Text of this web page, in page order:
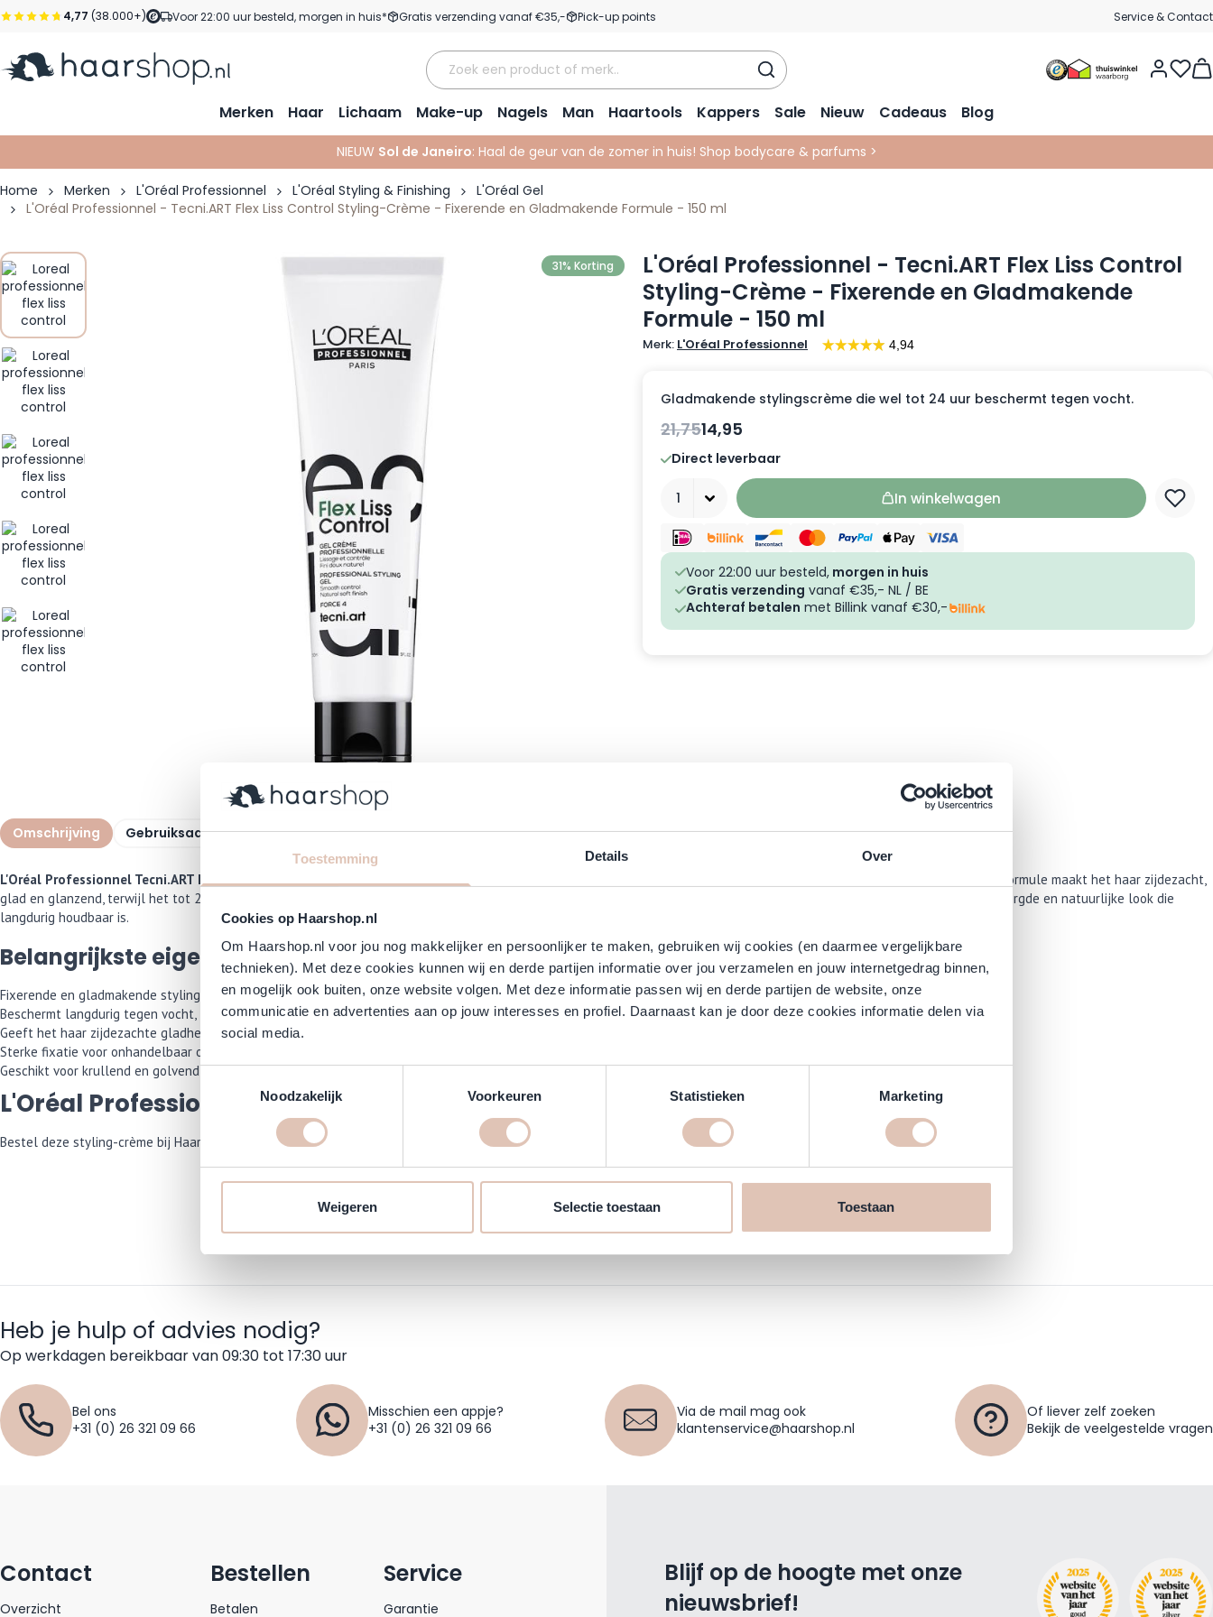
Toestemming Details Over
Cookies op Haarshop.nl
Om Haarshop.nl voor jou nog makkelijker en persoonlijker te maken, gebruiken wij cookies (en daarmee vergelijkbare
technieken). Met deze cookies kunnen wij en derde partijen informatie over jou verzamelen en jouw internetgedrag binnen,
en mogelijk ook buiten, onze website volgen. Met deze informatie passen wij en derde partijen de website, onze
communicatie en advertenties aan op jouw interesses en profiel. Daarnaast kan je door deze cookies informatie delen via
social media.
Noodzakelijk
Voorkeuren Statistieken Marketing
Weigeren Selectie toestaan Toestaan
Ga naar de inhoud
4,77 (38.000+) Voor 22:00 uur besteld, morgen in huis* Gratis verzending vanaf €35,- Pick-up points Service & Contact
Merken Haar Lichaam Make-up Nagels Man Haartools Kappers Sale Nieuw Cadeaus Blog
NIEUW Sol de Janeiro: Haal de geur van de zomer in huis! Shop bodycare & parfums >
Home Merken L'Oréal Professionnel L'Oréal Styling & Finishing
L'Oréal Gel
L'Oréal Professionnel - Tecni.ART Flex Liss Control Styling-Crème - Fixerende en Gladmakende Formule - 150 ml
L'Oréal Professionnel - Tecni.ART Flex Liss Control
Styling-Crème - Fixerende en Gladmakende
Formule - 150 ml
Merk: L'Oréal Professionnel
31% Korting
Gladmakende stylingscrème die wel tot 24 uur beschermt tegen vocht.
21,7514,95
Direct leverbaar
In winkelwagen
Voor 22:00 uur besteld, morgen in huis
Gratis verzending vanaf €35,- NL / BE
Achteraf betalen met Billink vanaf €30,-
Omschrijving Gebruiksaanwijzing Specificaties Ingrediënten Veelgestelde vragen Klantreviews
L'Oréal Professionnel Tecni.ART Flex Liss Control Styling-Crèmeis een fixerende styling-crème speciaal ontwikkeld voor krullend en onhandelbaar haar. De innovatieve formule maakt het haar zijdezacht,
glad en glanzend, terwijl het tot 24 uur lang beschermt tegen vocht, frizz en UV-schade. Dankzij de lichte textuur blijft het haar soepel en makkelijk in model, voor een verzorgde en natuurlijke look die
langdurig houdbaar is.
Belangrijkste eigenschappen
Fixerende en gladmakende styling-crème.
Beschermt langdurig tegen vocht, frizz en UV-stralen.
Geeft het haar zijdezachte gladheid en natuurlijke glans.
Sterke fixatie voor onhandelbaar of krullend haar.
Geschikt voor krullend en golvend haar.
L'Oréal Professionnel Tecni.ART Flex Liss Control online kopen bij Haarshop.nl
Bestel deze styling-crème bij Haarshop.nl en geef je haar de ultieme verzorging: glad, soepel en beschermt tegen vocht en frizz, snel en eenvoudig bij jou thuisbezorgd!
Heb je hulp of advies nodig?
Op werkdagen bereikbaar van 09:30 tot 17:30 uur
Bel ons
+31 (0) 26 321 09 66
Misschien een appje?
+31 (0) 26 321 09 66
Via de mail mag ook
klantenservice@haarshop.nl
Of liever zelf zoeken
Bekijk de veelgestelde vragen
Contact
Overzicht
Bestellen
Betalen
Service
Garantie
Blijf op de hoogte met onze
nieuwsbrief!